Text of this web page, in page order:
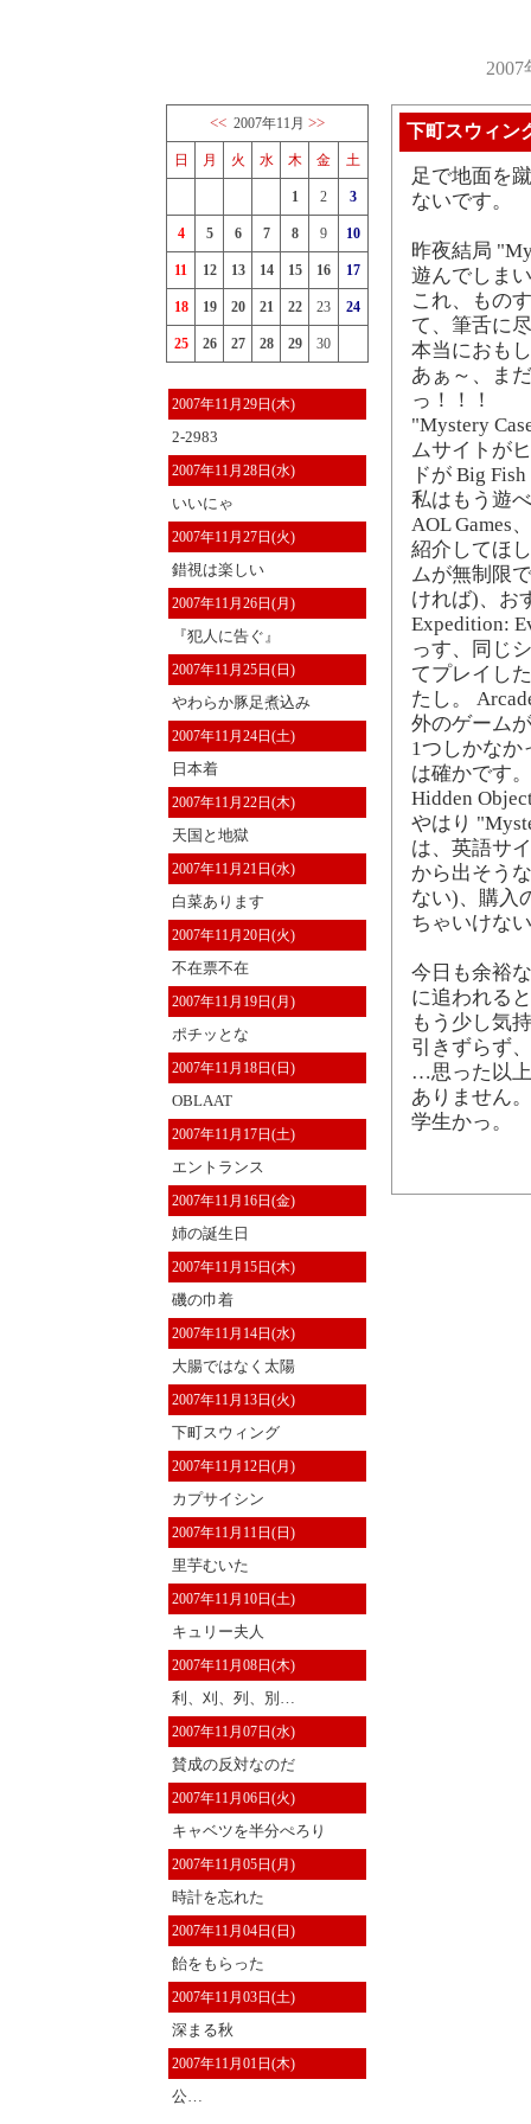
<< 2007年11月 >>
日 月 火 水 木 金 土
1 2 3
4 5 6 7 8 9 10
11 12 13 14 15 16 17
18 19 20 21 22 23 24
25 26 27 28 29 30
2007年11月29日(木)
2-2983
2007年11月28日(水)
いいにゃ
2007年11月27日(火)
錯視は楽しい
2007年11月26日(月)
『犯人に告ぐ』
2007年11月25日(日)
やわらか豚足煮込み
2007年11月24日(土)
日本着
2007年11月22日(木)
天国と地獄
2007年11月21日(水)
白菜あります
2007年11月20日(火)
不在票不在
2007年11月19日(月)
ポチッとな
2007年11月18日(日)
OBLAAT
2007年11月17日(土)
エントランス
2007年11月16日(金)
姉の誕生日
2007年11月15日(木)
磯の巾着
2007年11月14日(水)
大腸ではなく太陽
2007年11月13日(火)
下町スウィング
2007年11月12日(月)
カプサイシン
2007年11月11日(日)
里芋むいた
2007年11月10日(土)
キュリー夫人
2007年11月08日(木)
利、刈、列、別…
2007年11月07日(水)
賛成の反対なのだ
2007年11月06日(火)
キャベツを半分ぺろり
2007年11月05日(月)
時計を忘れた
2007年11月04日(日)
飴をもらった
2007年11月03日(土)
深まる秋
2007年11月01日(木)
公…
下町スウィン
足で地面を
ないです。
昨夜結局
遊んでしま
これ、もの
て、筆舌に
本当におも
あぁ～、ま
っ！！！
"Mystery
ムサイトが
ドが Big
私はもう遊
AOL Games
紹介してほ
ムが無制限
ければ)、お
Expedition:
っす、同じ
てプレイし
たし。
外のゲーム
1つしかなか
は確かです。
Hidden
やはり
は、英語サ
から出そう
ない)、購入
ちゃいけな
今日も余裕
に追われる
もう少し気
引きずらず
…思った以
ありません
学生かっ。